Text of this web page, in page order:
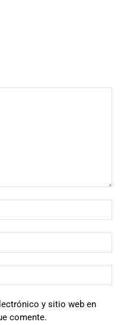
y sitio web en
comente.